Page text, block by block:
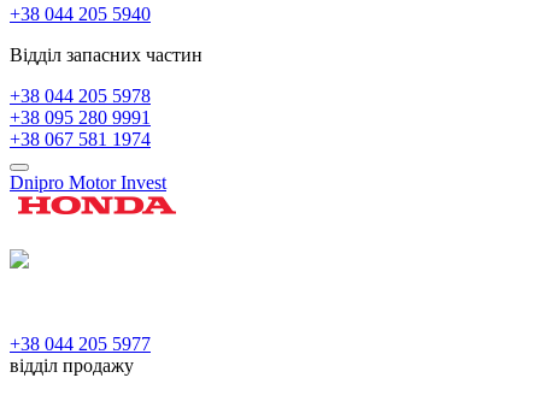
+38 044 205 5940
Відділ запасних частин
+38 044 205 5978
+38 095 280 9991
+38 067 581 1974
Dnipro Motor Invest
+38 044 205 5977
відділ продажу